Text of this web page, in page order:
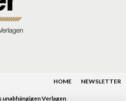
HOME NEWSLETTER
unabhängigen Verlagen